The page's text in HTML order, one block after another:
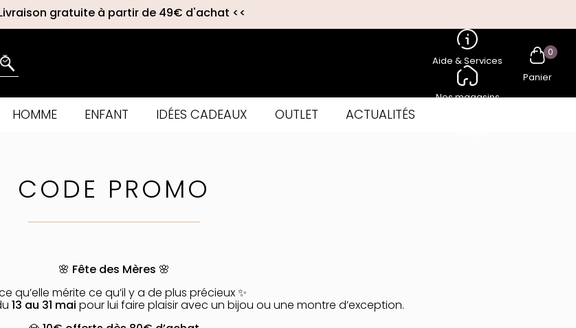
gratuite à partir de 49€ d'achat <<
Aide & Services
Nos magasins
0
Panier
HOMME ENFANT IDÉES CADEAUX OUTLET ACTUALITÉS
CODE PROMO
🌸 Fête des Mères 🌸
qu’elle mérite ce qu’il y a de plus précieux ✨
13 au 31 mai pour lui faire plaisir avec un bijou ou une montre d’exception.